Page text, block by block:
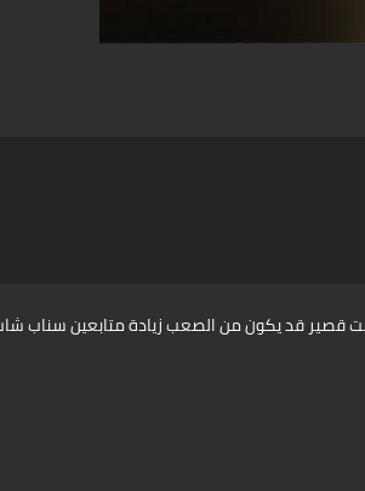
قد يكون من الصعب زيادة متابعين سناب